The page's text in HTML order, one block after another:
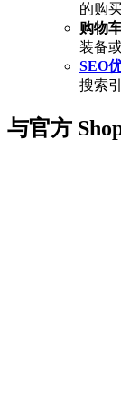
的购
购物
装备
SEO
搜索
与官方